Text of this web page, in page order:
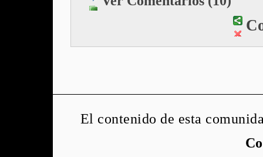
El contenido de esta